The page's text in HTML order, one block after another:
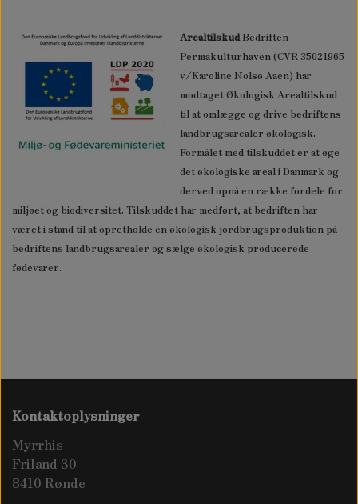
Arealtilskud Bedriften
Permakulturhaven (CVR 35021965
v/Karoline Nolsø Aaen) har
modtaget Økologisk Arealtilskud
til at omlægge og drive bedriftens
landbrugsarealer økologisk.
Formålet med tilskuddet er at øge
det økologiske areal i Danmark og
derved opnå en række fordele for
miljøet og biodiversitet. Tilskuddet har medført, at bedriften har
været i stand til at opretholde en økologisk jordbrugsproduktion på
bedriftens landbrugsarealer og sælge økologisk producerede
fødevarer.
Kontaktoplysninger
Myrrhis
Friland 30
8410 Rønde